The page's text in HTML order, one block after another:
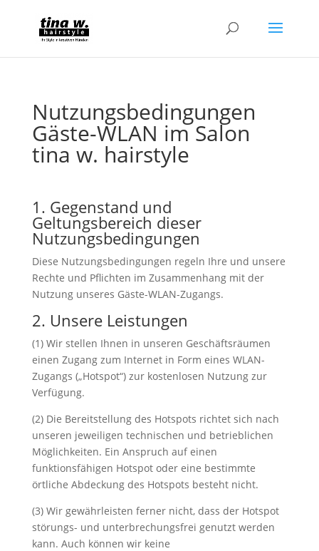
Nutzungsbedingungen
Gäste-WLAN im Salon
tina w. hairstyle
1. Gegenstand und
Geltungsbereich dieser
Nutzungsbedingungen
Diese Nutzungsbedingungen regeln Ihre und unsere
Rechte und Pflichten im Zusammenhang mit der
Nutzung unseres Gäste-WLAN-Zugangs.
2. Unsere Leistungen
(1) Wir stellen Ihnen in unseren Geschäftsräumen
einen Zugang zum Internet in Form eines WLAN-
Zugangs („Hotspot“) zur kostenlosen Nutzung zur
Verfügung.
(2) Die Bereitstellung des Hotspots richtet sich nach
unseren jeweiligen technischen und betrieblichen
Möglichkeiten. Ein Anspruch auf einen
funktionsfähigen Hotspot oder eine bestimmte
örtliche Abdeckung des Hotspots besteht nicht.
(3) Wir gewährleisten ferner nicht, dass der Hotspot
störungs- und unterbrechungsfrei genutzt werden
kann. Auch können wir keine